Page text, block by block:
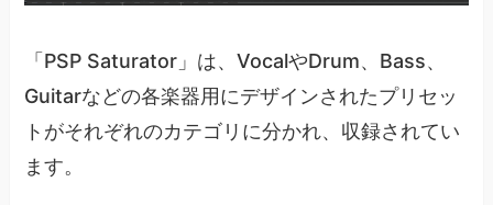
「PSP Saturator」は、VocalやDrum、Bass、
Guitarなどの各楽器用にデザインされたプリセッ
トがそれぞれのカテゴリに分かれ、収録されてい
ます。